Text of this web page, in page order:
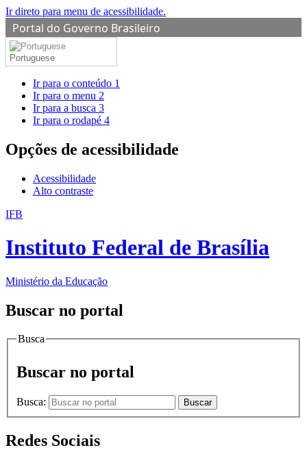
Ir direto para menu de acessibilidade.
Portal do Governo Brasileiro
Portuguese
Ir para o conteúdo 1
Ir para o menu 2
Ir para a busca 3
Ir para o rodapé 4
Opções de acessibilidade
Acessibilidade
Alto contraste
IFB
Instituto Federal de Brasília
Ministério da Educação
Buscar no portal
Busca
Buscar no portal
Busca: Buscar
Redes Sociais